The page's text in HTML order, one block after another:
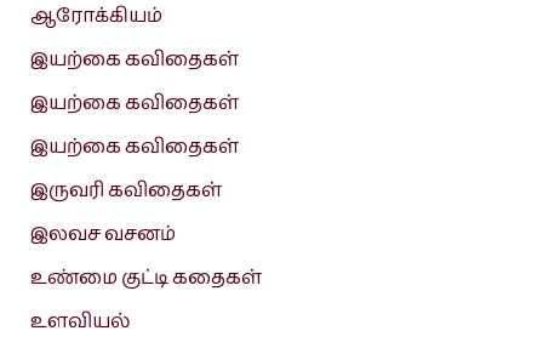
ஆரோக்கியம்
இயற்கை கவிதைகள்
இயற்கை கவிதைகள்
இயற்கை கவிதைகள்
இருவரி கவிதைகள்
இலவச வசனம்
உண்மை குட்டி கதைகள்
உளவியல்